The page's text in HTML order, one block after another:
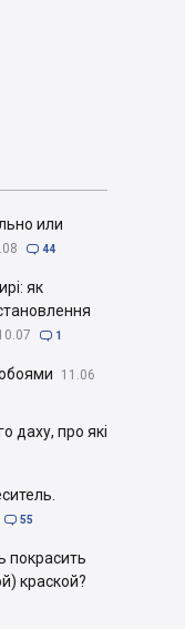
или
 44
як
 1
11.06
даху, про які
 55
покрасить
краской?